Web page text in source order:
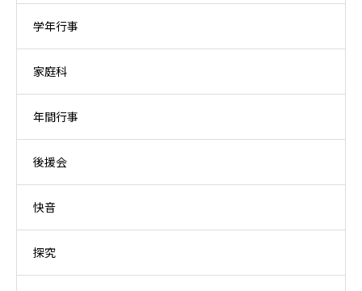
学年行事
家庭科
年間行事
後援会
快音
探究